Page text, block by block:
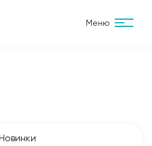
Меню